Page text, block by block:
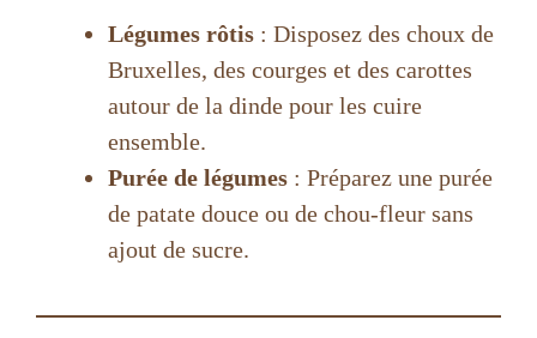
Légumes rôtis : Disposez des choux de
Bruxelles, des courges et des carottes
autour de la dinde pour les cuire
ensemble.
Purée de légumes : Préparez une purée
de patate douce ou de chou-fleur sans
ajout de sucre.